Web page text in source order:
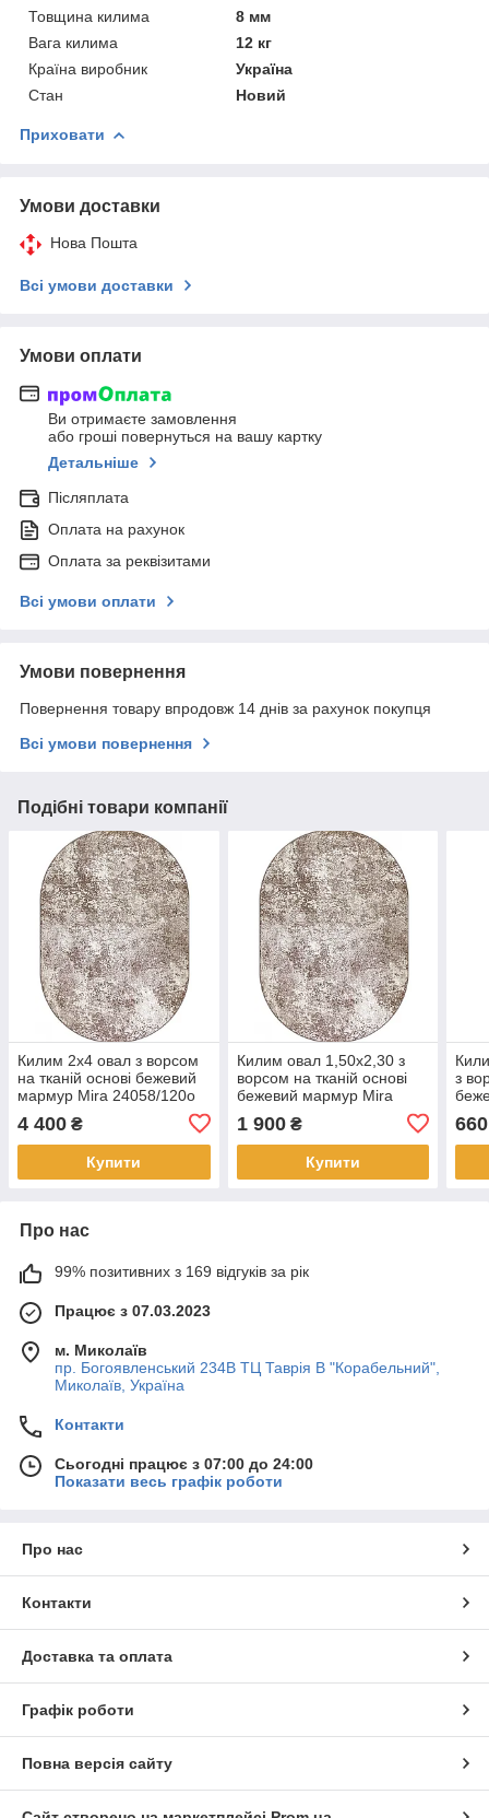
Товщина килима
8 мм
Вага килима
12 кг
Країна виробник
Україна
Стан
Новий
Приховати
Умови доставки
Нова Пошта
Всі умови доставки
Умови оплати
Ви отримаєте замовлення
або гроші повернуться на вашу картку
Детальніше
Післяплата
Оплата на рахунок
Оплата за реквізитами
Всі умови оплати
Умови повернення
Повернення товару впродовж 14 днів за рахунок покупця
Всі умови повернення
Подібні товари компанії
Килим 2х4 овал з ворсом
на тканій основі бежевий
мармур Mira 24058/120о
4 400 ₴
Купити
Килим овал 1,50х2,30 з
ворсом на тканій основі
бежевий мармур Mira
1 900₴
Купити
з
660
Про нас
99% позитивних з 169 відгуків за рік
Працює з 07.03.2023
м. Миколаїв
пр. Богоявленський 234В ТЦ Таврія В "Корабельний",
Миколаїв, Україна
Контакти
Сьогодні працює з 07:00 до 24:00
Показати весь графік роботи
Про нас
Контакти
Доставка та оплата
Графік роботи
Повна версія сайту